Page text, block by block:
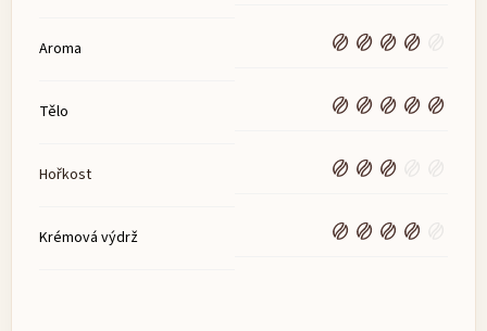
Aroma
Tělo
Hořkost
Krémová výdrž